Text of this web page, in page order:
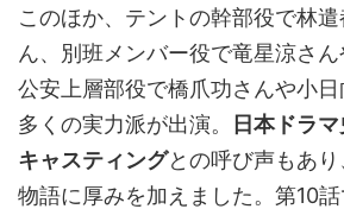
このほか、テントの幹部役で林
ん、別班メンバー役で竜星涼さん
公安上層部役で橋爪功さんや小日
多くの実力派が出演。
日本ドラ
キャスティングとの呼び声もあ
物語に厚みを加えました。第10